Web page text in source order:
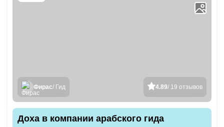
4.89/ 19 отзывов
Фирас/ Гид
Доха в компании арабского гида